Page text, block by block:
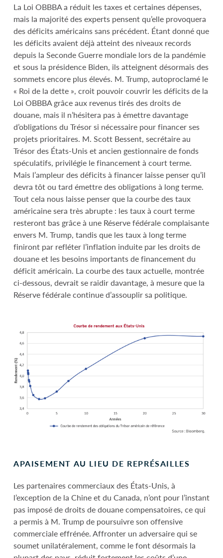
La Loi OBBBA a réduit les taxes et certaines dépenses,
mais la majorité des experts pensent qu’elle provoquera
des déficits américains sans précédent. Étant donné que
les déficits avaient déjà atteint des niveaux records
depuis la Seconde Guerre mondiale lors de la pandémie
et sous la présidence Biden, ils atteignent désormais des
sommets encore plus élevés. M. Trump, autoproclamé le
« Roi de la dette », croit pouvoir couvrir les déficits de la
Loi OBBBA grâce aux revenus tirés des droits de
douane, mais il n’hésitera pas à émettre davantage
d’obligations du Trésor si nécessaire pour financer ses
projets prioritaires. M. Scott Bessent, secrétaire au
Trésor des États-Unis et ancien gestionnaire de fonds
spéculatifs, privilégie le financement à court terme.
Mais l’ampleur des déficits à financer laisse penser qu’il
devra tôt ou tard émettre des obligations à long terme.
Tout cela nous laisse penser que la courbe des taux
américaine sera très abrupte : les taux à court terme
resteront bas grâce à une Réserve fédérale complaisante
envers M. Trump, tandis que les taux à long terme
finiront par refléter l’inflation induite par les droits de
douane et les besoins importants de financement du
déficit américain. La courbe des taux actuelle, montrée
ci-dessous, devrait se raidir davantage, à mesure que la
Réserve fédérale continue d’assouplir sa politique.
APAISEMENT AU LIEU DE REPRÉSAILLES
Les partenaires commerciaux des États-Unis, à
l’exception de la Chine et du Canada, n’ont pour l’instant
pas imposé de droits de douane compensatoires, ce qui
a permis à M. Trump de poursuivre son offensive
commerciale effrénée. Affronter un adversaire qui se
soumet unilatéralement, comme le font désormais la